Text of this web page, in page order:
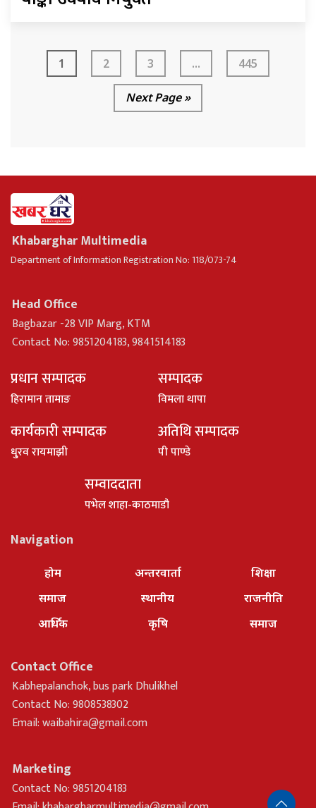
1 2 3 ... 445
Next Page »
Khabarghar Multimedia
Department of Information Registration No: 118/073-74
Head Office
Bagbazar -28 VIP Marg, KTM
Contact No: 9851204183, 9841514183
प्रधान सम्पादक
हिरामान तामाङ
सम्पादक
विमला थापा
कार्यकारी सम्पादक
धु्रव रायमाझी
अतिथि सम्पादक
पी पाण्डे
सम्वाददाता
पभेल शाहा-काठमाडौ
Navigation
होम
समाज
आर्थिक
अन्तरवार्ता
स्थानीय
कृषि
शिक्षा
राजनीति
समाज
Contact Office
Kabhepalanchok, bus park Dhulikhel
Contact No: 9808538302
Email:waibahira@gmail.com
Marketing
Contact No: 9851204183